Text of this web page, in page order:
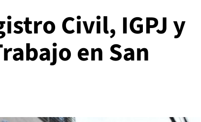
Civil, IGPJ y
en San